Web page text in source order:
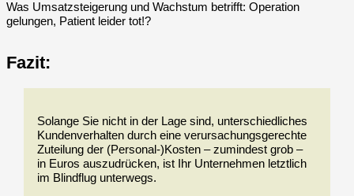
Was Umsatzsteigerung und Wachstum betrifft: Operation
gelungen, Patient leider tot!?
Fazit:
Solange Sie nicht in der Lage sind, unterschiedliches
Kundenverhalten durch eine verursachungsgerechte
Zuteilung der (Personal-)Kosten – zumindest grob –
in Euros auszudrücken, ist Ihr Unternehmen letztlich
im Blindflug unterwegs.